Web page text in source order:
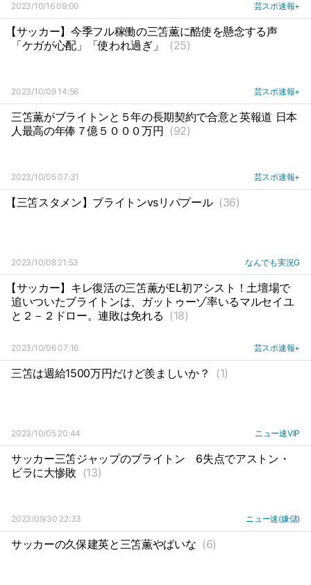
2023/10/16 09:00 芸スポ速報+
【サッカー】今季フル稼働の三笘薫に酷使を懸念する声
「ケガが心配」「使われ過ぎ」
(25)
2023/10/09 14:56 芸スポ速報+
三笘薫がブライトンと５年の長期契約で合意と英報道 日本
人最高の年俸７億５０００万円 (92)
2023/10/05 07:31 芸スポ速報+
【三笘スタメン】ブライトンvsリバプール (36)
2023/10/08 21:53 なんでも実況G
【サッカー】キレ復活の三笘薫がEL初アシスト！土壇場で
追いついたブライトンは、ガットゥーゾ率いるマルセイユ
と２－２ドロー。連敗は免れる (18)
2023/10/06 07:16 芸スポ速報+
三笘は週給1500万円だけど羨ましいか？ (1)
2023/10/05 20:44 ニュー速VIP
サッカー三笘ジャップのブライトン
6失点でアストン・
ビラに大惨敗 (13)
2023/09/30 22:33 ニュー速(嫌儲)
サッカーの久保建英と三笘薫やばいな (6)